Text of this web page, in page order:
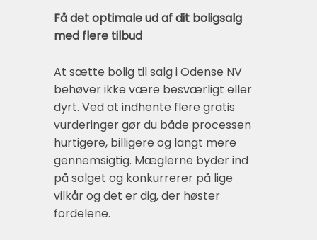
Få det optimale ud af dit boligsalg
med flere tilbud
At sætte bolig til salg i Odense NV
behøver ikke være besværligt eller
dyrt. Ved at indhente flere gratis
vurderinger gør du både processen
hurtigere, billigere og langt mere
gennemsigtig. Mæglerne byder ind
på salget og konkurrerer på lige
vilkår og det er dig, der høster
fordelene.